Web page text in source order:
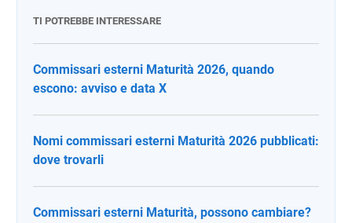
TI POTREBBE INTERESSARE
Commissari esterni Maturità 2026, quando
escono: avviso e data X
Nomi commissari esterni Maturità 2026 pubblicati:
dove trovarli
Commissari esterni Maturità, possono cambiare?